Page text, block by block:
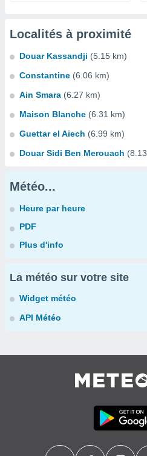
Localités à proximité
Douar Kassandji (5.15 km)
Constantine (6.06 km)
Ain Smara (6.27 km)
Maison Blanche (6.31 km)
Guettar el Aiech (6.99 km)
Douar Sidi Ben Merouach
Météo...
Heure par heure
PDF
Plus d'info
La météo sur votre site
Widget météo
API Météo